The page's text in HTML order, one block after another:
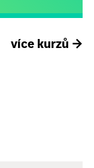
více kurzů →